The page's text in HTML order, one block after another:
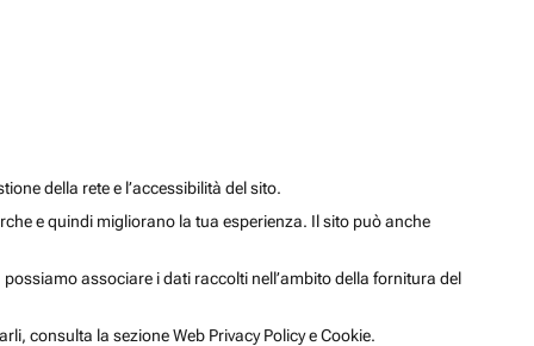
della rete e l’accessibilità del sito.
e quindi migliorano la tua esperienza. Il sito può anche
associare i dati raccolti nell’ambito della fornitura del
consulta la sezione Web Privacy Policy e Cookie.